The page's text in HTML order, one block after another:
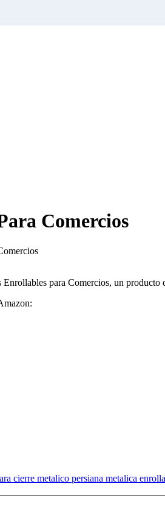
Comercios
Enrollables para Comercios, un
cierre metalico persiana metalica